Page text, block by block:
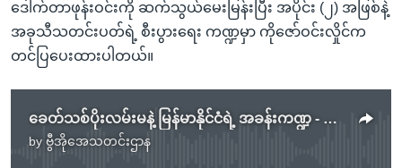
ဒေါက်တာဖုန်းဝင်းကို ဆက်သွယ်မေးမြန်းပြီး အပိုင်း (၂) အဖြစ်နဲ့
အခုသီသတင်းပတ်ရဲ့ စီးပွားရေး ကဏ္ဍမှာ ကိုဇော်ဝင်းလှိုင်က
တင်ပြပေးထားပါတယ်။
ခေတ်သစ်ပိုးလမ်းမနဲ့ မြန်မာနိုင်ငံရဲ့ အခန်းကဏ္ဍ - အပိုင်း (၂)
by ဗွီအိုအေသတင်းဌာန
No media source currently available